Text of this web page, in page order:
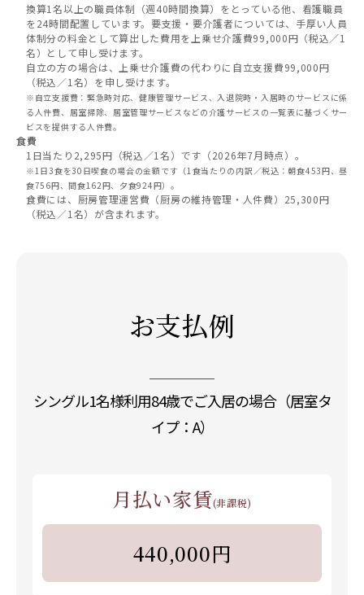
換算1名以上の職員体制（週40時間換算）をとっている他、看護職員
を24時間配置しています。要支援・要介護者については、手厚い人員
体制分の料金として算出した費用を上乗せ介護費99,000円（税込／1
名）として申し受けます。
自立の方の場合は、上乗せ介護費の代わりに自立支援費99,000円
（税込／1名）を申し受けます。
※自立支援費：緊急時対応、健康管理サービス、入退院時・入居時のサービスに係
る人件費、居室掃除、居室管理サービスなどの介護サービスの一覧表に基づくサー
ビスを提供する人件費。
食費
1日当たり2,295円（税込／1名）です（2026年7月時点）。
※1日3食を30日喫食の場合の金額です（1食当たりの内訳／税込：朝食453円、昼
食756円、間食162円、夕食924円）。
食費には、厨房管理運営費 （厨房の維持管理・人件費） 25,300円
（税込／1名）が含まれます。
お支払例
シングル1名様利用84歳でご入居の場合（居室タ
イプ：A）
月払い家賃(非課税)
440,000円